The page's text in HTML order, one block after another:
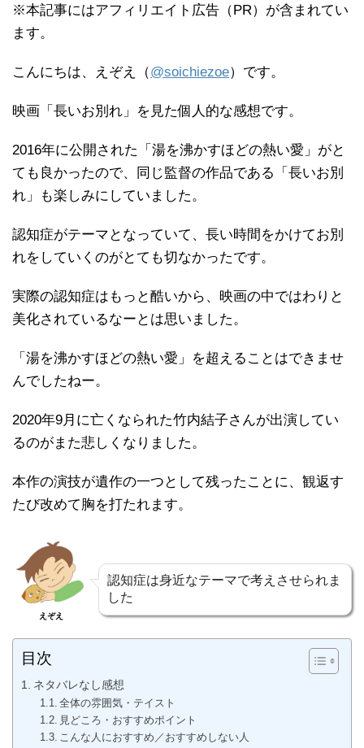
※本記事にはアフィリエイト広告（PR）が含まれてい
ます。
こんにちは、えぞえ（@soichiezoe）です。
映画「長いお別れ」を見た個人的な感想です。
2016年に公開された「湯を沸かすほどの熱い愛」がと
ても良かったので、同じ監督の作品である「長いお別
れ」も楽しみにしていました。
認知症がテーマとなっていて、長い時間をかけてお別
れをしていくのがとても切なかったです。
実際の認知症はもっと酷いから、映画の中ではわりと
美化されているなーとは思いました。
「湯を沸かすほどの熱い愛」を超えることはできませ
んでしたねー。
2020年9月に亡くなられた竹内結子さんが出演してい
るのがまた悲しくなりました。
本作の演技が遺作の一つとして残ったことに、観返す
たび改めて胸を打たれます。
えぞえ
認知症は身近なテーマで考えさせられま
した
目次
ネタバレなし感想
全体の雰囲気・テイスト
見どころ・おすすめポイント
こんな人におすすめ／おすすめしない人